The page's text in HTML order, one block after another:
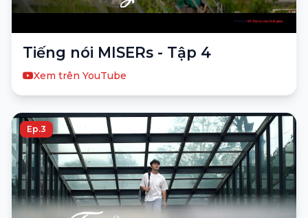
Tiếng nói MISERs - Tập 4
Xem trên YouTube
Ep.3